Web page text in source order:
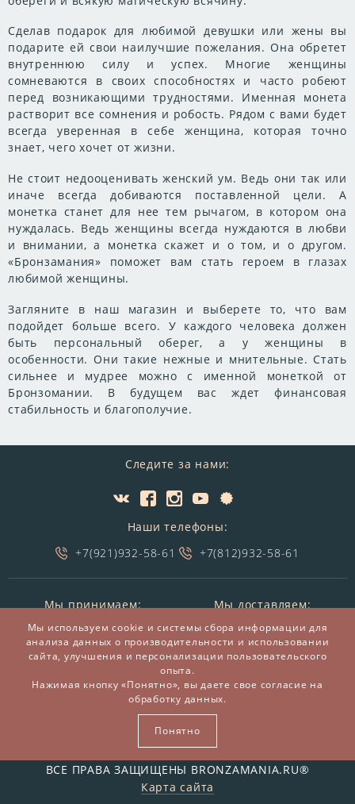
Сделав подарок для любимой девушки или жены вы
подарите ей свои наилучшие пожелания. Она обретет
внутреннюю силу и успех. Многие женщины
сомневаются в своих способностях и часто робеют
перед возникающими трудностями. Именная монета
растворит все сомнения и робость. Рядом с вами будет
всегда уверенная в себе женщина, которая точно
знает, чего хочет от жизни.
Не стоит недооценивать женский ум. Ведь они так или
иначе всегда добиваются поставленной цели. А
монетка станет для нее тем рычагом, в котором она
нуждалась. Ведь женщины всегда нуждаются в любви
и внимании, а монетка скажет и о том, и о другом.
«Бронзамания» поможет вам стать героем в глазах
любимой женщины.
Загляните в наш магазин и выберете то, что вам
подойдет больше всего. У каждого человека должен
быть персональный оберег, а у женщины в
особенности. Они такие нежные и мнительные. Стать
сильнее и мудрее можно с именной монеткой от
Бронзомании. В будущем вас ждет финансовая
стабильность и благополучие.
Следите за нами:
Наши телефоны:
+7(921)932-58-61
+7(812)932-58-61
Мы принимаем: Мы доставляем:
© 2014-2026 БронзаМания -
подарков и сувениров из бронзы
ВСЕ ПРАВА ЗАЩИЩЕНЫ BRONZAMANIA.RU®
Карта сайта
Мы используем cookie и системы сбора информации для
анализа данных о производительности и использовании
сайта, улучшения и персонализации пользовательского
опыта.
Нажимая кнопку «Понятно», вы даете свое согласие на
обработку данных.
Понятно